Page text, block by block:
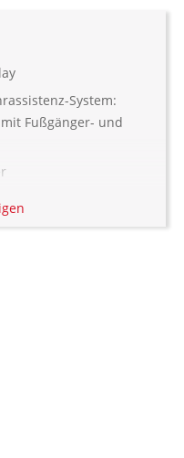
System:
Fußgänger- und